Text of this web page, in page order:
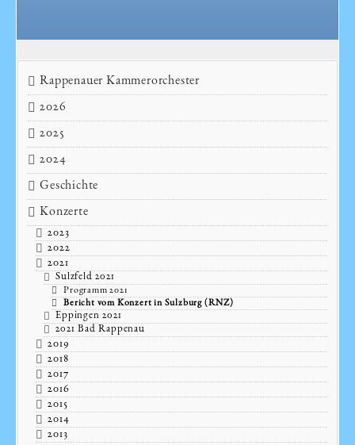
Rappenauer Kammerorchester
2026
2025
2024
Geschichte
Konzerte
2023
2022
2021
Sulzfeld 2021
Programm 2021
Bericht vom Konzert in Sulzburg (RNZ)
Eppingen 2021
2021 Bad Rappenau
2019
2018
2017
2016
2015
2014
2013